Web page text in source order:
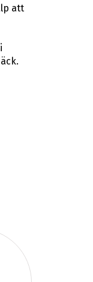
att